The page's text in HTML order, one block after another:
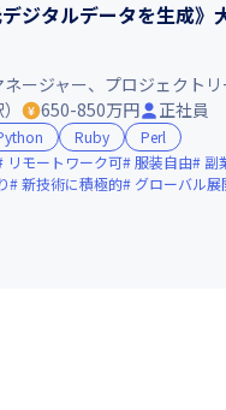
ジタルデータを生成》
ージャー、プロジェクトリ
650-850万円 正社員
Ruby
Perl
リモートワーク可 服装自由
副
新技術に積極的 グローバル展